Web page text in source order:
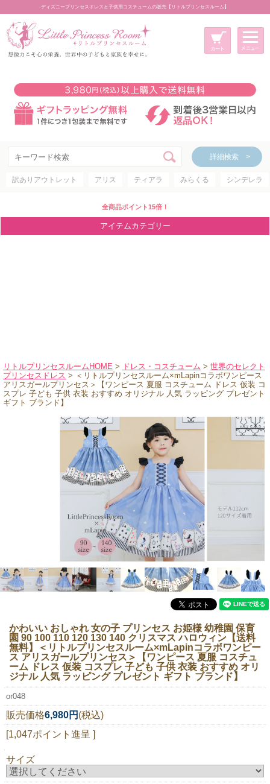
ディズニープリンセスドレスと子供用コスチュームの販売【リトルプリンセスルーム】
詳細検索 >
訳ありアウトレット アリス ティアラ みらくる シンデレラ
全商品ポイント15倍！
アイテムカテゴリー
リトルプリンセスルームHOME > ドレス・コスチューム > 世界のセレクト
プリンセスドレス > ＜リトルプリンセスルーム×mLapinコラボワンピース
アリスガールプリンセス＞【ワンピース 夏服 コスチューム ドレス 仮装 コ
スプレ 子ども 子供 衣装 おすすめ オリジナル 人気 ラッピング プレゼント
ギフト ブランド】
かわいい おしゃれ 女の子 プリンセス お姫様 幼稚園 保育
園 90 100 110 120 130 140 クリスマス ハロウィン【送料
無料】
＜リトルプリンセスルーム×mLapinコラボワンピー
ス アリスガールプリンセス＞【ワンピース 夏服 コスチュ
ーム ドレス 仮装 コスプレ 子ども 子供 衣装 おすすめ オリ
ジナル 人気 ラッピング プレゼント ギフト ブランド】
or048
販売価格6,980円 (税込)
[1,047ポイント進呈 ]
サイズ
新規会員登録
マイページ
カート
詳細検索 >
アイテムカテゴリー
ディズニープリンセス
ディズニキャラクター
アウトレット
会社概要
お支払・送料
返品・交換
サイズの測り方
よくあるご質問
レビューを見る
ブログ
ニュースレター購読
マイページログイン
当店は持続可能な開発目標「SDGs」を推進しています。
0120-221-040